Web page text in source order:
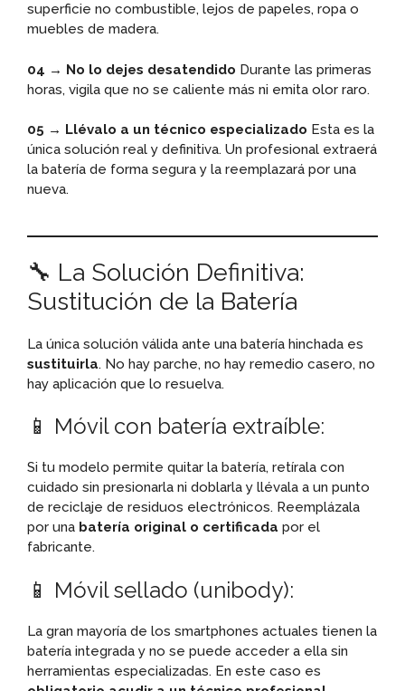
superficie no combustible, lejos de papeles, ropa o
muebles de madera.
04 → No lo dejes desatendido Durante las primeras
horas, vigila que no se caliente más ni emita olor raro.
05 → Llévalo a un técnico especializado Esta es la
única solución real y definitiva. Un profesional extraerá
la batería de forma segura y la reemplazará por una
nueva.
🔧 La Solución Definitiva:
Sustitución de la Batería
La única solución válida ante una batería hinchada es
sustituirla. No hay parche, no hay remedio casero, no
hay aplicación que lo resuelva.
📱 Móvil con batería extraíble:
Si tu modelo permite quitar la batería, retírala con
cuidado sin presionarla ni doblarla y llévala a un punto
de reciclaje de residuos electrónicos. Reemplázala
por una batería original o certificada por el
fabricante.
📱 Móvil sellado (unibody):
La gran mayoría de los smartphones actuales tienen la
batería integrada y no se puede acceder a ella sin
herramientas especializadas. En este caso es